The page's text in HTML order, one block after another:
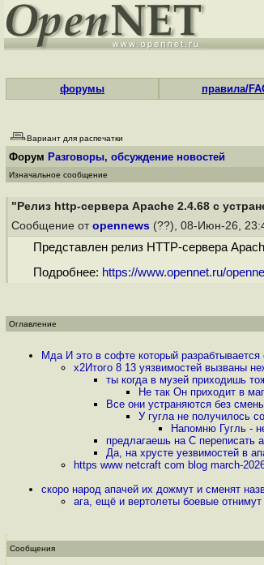
форумы правила/
Вариант для распечатки
Форум Разговоры, обсуждение новостей
Изначальное сообщение
"Релиз http-сервера Apache 2.4.68 с
Сообщение от opennews (??), 08-Июн-26,
Представлен релиз HTTP-сервера
Подробнее: https://www.opennet.ru/
Оглавление
Мда И это в софте который
x2Итого 8 13 уязвимостей вызваны
ты когда в музей приходишь
Не так Он приходит в
Все они устраняются без
У гугла не получилось
Напомню Гугль -
предлагаешь на C переписать
Да, на хрусте уезвимостей в
https www netcraft com blog march-
скоро народ апачей их дожмут и сменят
ага, ещё и вертолеты боевые
Сообщения